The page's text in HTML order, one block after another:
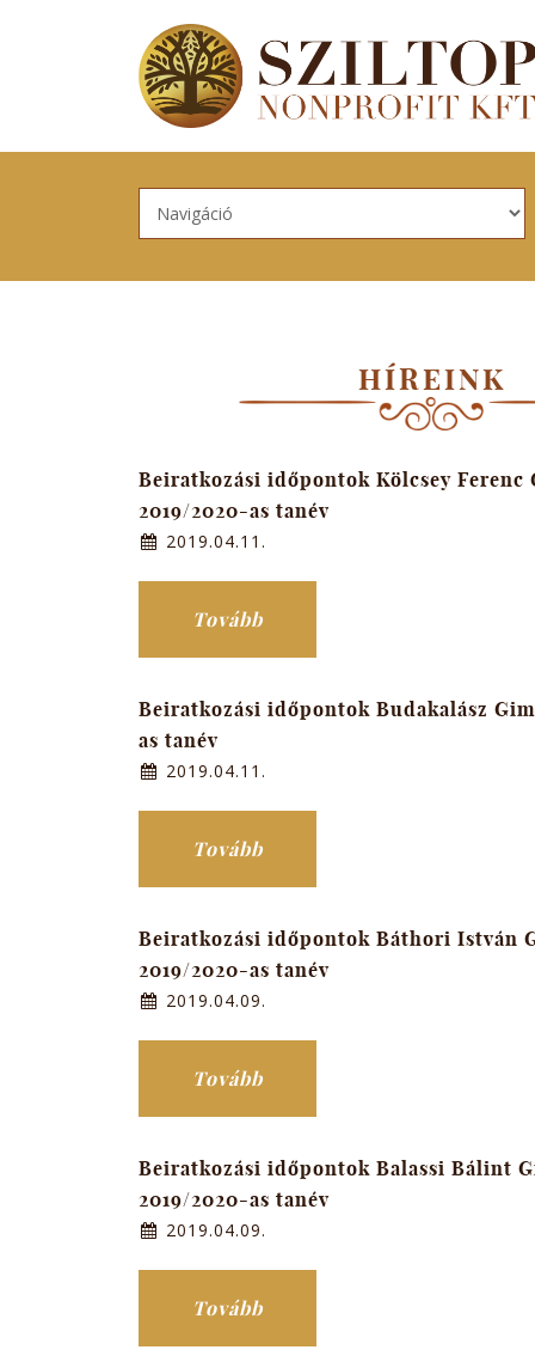
HÍREINK
Beiratkozási időpontok Kölcsey Ferenc
2019/2020-as tanév
2019.04.11.
Tovább
Beiratkozási időpontok Budakalász
as tanév
2019.04.11.
Tovább
Beiratkozási időpontok Báthori István
2019/2020-as tanév
2019.04.09.
Tovább
Beiratkozási időpontok Balassi Bálint
2019/2020-as tanév
2019.04.09.
Tovább